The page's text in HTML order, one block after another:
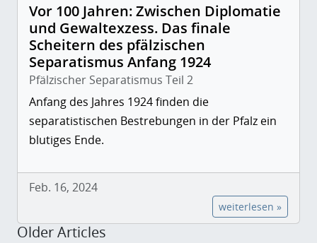
Vor 100 Jahren: Zwischen Diplomatie
und Gewaltexzess. Das finale
Scheitern des pfälzischen
Separatismus Anfang 1924
Pfälzischer Separatismus Teil 2
Anfang des Jahres 1924 finden die
separatistischen Bestrebungen in der Pfalz ein
blutiges Ende.
Feb. 16, 2024
weiterlesen »
Older Articles